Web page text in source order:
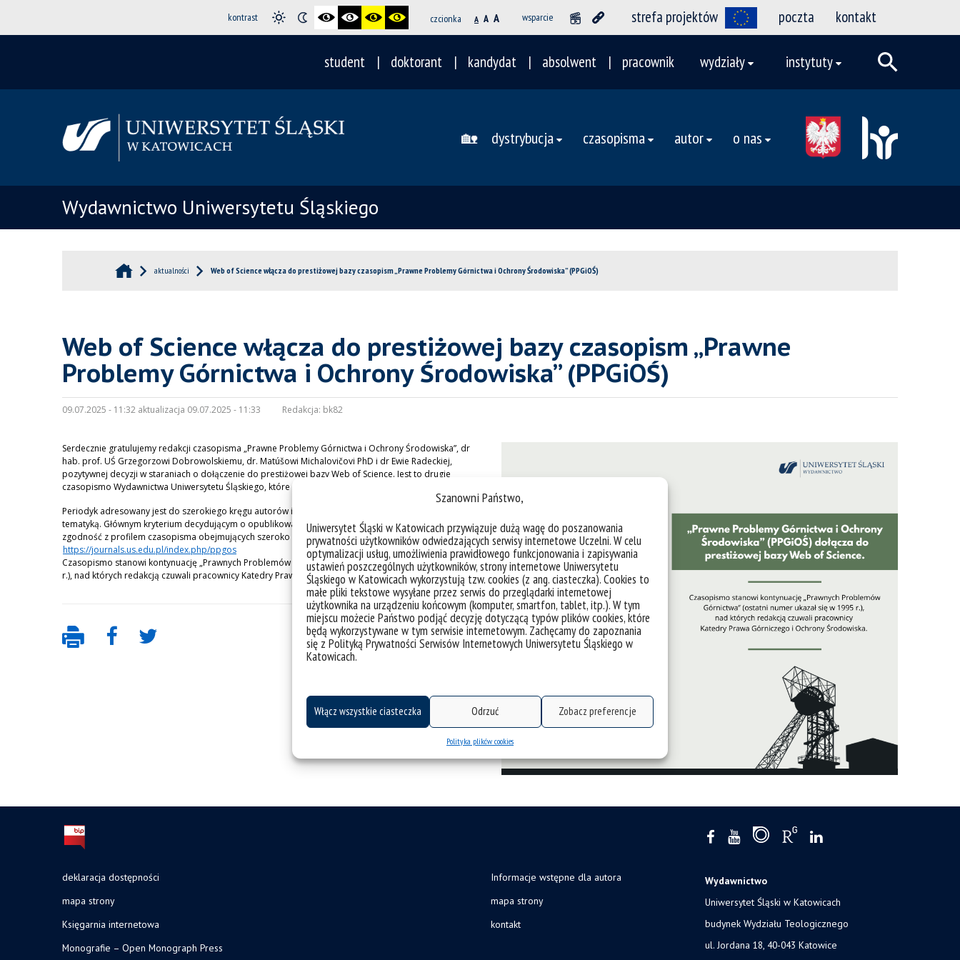
Szanowni Państwo,
Uniwersytet Śląski w Katowicach przywiązuje dużą wagę do poszanowania
prywatności użytkowników odwiedzających serwisy internetowe Uczelni. W celu
optymalizacji usług, umożliwienia prawidłowego funkcjonowania i zapisywania
ustawień poszczególnych użytkowników, strony internetowe Uniwersytetu
Śląskiego w Katowicach wykorzystują tzw. cookies (z ang. ciasteczka). Cookies to
małe pliki tekstowe wysyłane przez serwis do przeglądarki internetowej
użytkownika na urządzeniu końcowym (komputer, smartfon, tablet, itp.). W tym
miejscu możecie Państwo podjąć decyzję dotyczącą typów plików cookies, które
będą wykorzystywane w tym serwisie internetowym. Zachęcamy do zapoznania
się z Polityką Prywatności Serwisów Internetowych Uniwersytetu Śląskiego w
Katowicach.
Włącz wszystkie ciasteczka Odrzuć Zobacz preferencje
Polityka plików cookies
kontrast czcionka A A A wsparcie strefa projektów poczta kontakt
student doktorant kandydat absolwent pracownik wydziały instytuty
🏡 dystrybucja czasopisma autor o nas
Wydawnictwo Uniwersytetu Śląskiego
aktualności Web of Science włącza do prestiżowej bazy czasopism „Prawne Problemy Górnictwa i Ochrony Środowiska” (PPGiOŚ)
Web of Science włącza do prestiżowej bazy czasopism „Prawne
Problemy Górnictwa i Ochrony Środowiska” (PPGiOŚ)
09.07.2025 - 11:32 aktualizacja 09.07.2025 - 11:33 Redakcja: bk82
Serdecznie gratulujemy redakcji czasopisma „Prawne Problemy Górnictwa i Ochrony Środowiska”, dr
hab. prof. UŚ Grzegorzowi Dobrowolskiemu, dr. Matúšowi Michalovičovi PhD i dr Ewie Radeckiej,
pozytywnej decyzji w staraniach o dołączenie do prestiżowej bazy Web of Science. Jest to drugie
czasopismo Wydawnictwa Uniwersytetu Śląskiego, które znalazło się w tej znakomitej bazie.
Periodyk adresowany jest do szerokiego kręgu autorów i odbiorców zainteresowanych przedmiotową
tematyką. Głównym kryterium decydującym o opublikowaniu tekstu jest jego wartość merytoryczna i
zgodność z profilem czasopisma obejmujących szeroko rozumiane prawo ochrony środowiska.
https://journals.us.edu.pl/index.php/ppgos
Czasopismo stanowi kontynuację „Prawnych Problemów Górnictwa” (ostatni numer ukazał się w 1995
r.), nad których redakcją czuwali pracownicy Katedry Prawa Górniczego i Ochrony Środowiska.
deklaracja dostępności
mapa strony
Księgarnia internetowa
Monografie – Open Monograph Press
Informacje wstępne dla autora
mapa strony
kontakt
Wydawnictwo
Uniwersytet Śląski w Katowicach
budynek Wydziału Teologicznego
ul. Jordana 18, 40-043 Katowice